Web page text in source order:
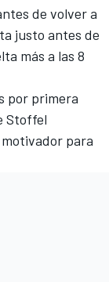
de volver a
justo antes de
más a las 8
por primera
Stoffel
para